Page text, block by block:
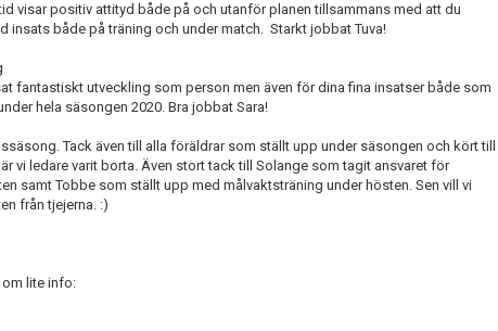
visar positiv attityd både på och utanför planen tillsammans med att du
insats både på träning och under match. Starkt jobbat Tuva!
fantastiskt utveckling som person men även för dina fina insatser både som
hela säsongen 2020. Bra jobbat Sara!
Tack även till alla föräldrar som ställt upp under säsongen och kört till
vi ledare varit borta. Även stort tack till Solange som tagit ansvaret för
samt Tobbe som ställt upp med målvaktsträning under hösten. Sen vill vi
från tjejerna. :)
om lite info: